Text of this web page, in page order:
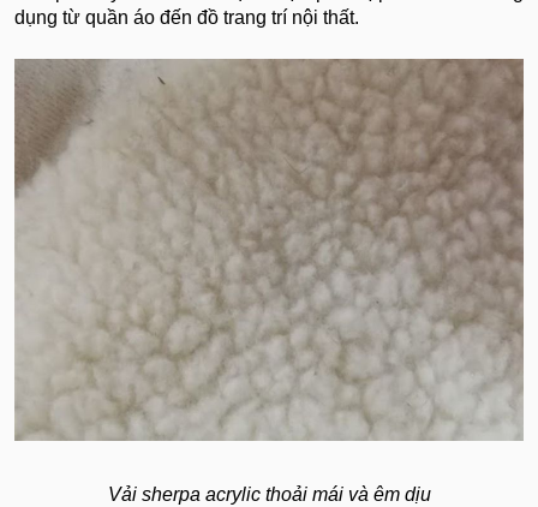
dụng từ quần áo đến đồ trang trí nội thất.
Vải sherpa acrylic thoải mái và êm dịu